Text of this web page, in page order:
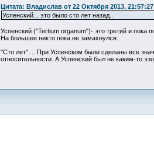
Цитата: Владислав от 22 Октября 2013, 21:57:27
Успенский... это было сто лет назад..
Успенский ("Tertium organum")- это третий и пока
На большее никто пока не замахнулся.
"Сто лет".... При Успенском были сделаны все
относительности. А Успенский был не каким-то